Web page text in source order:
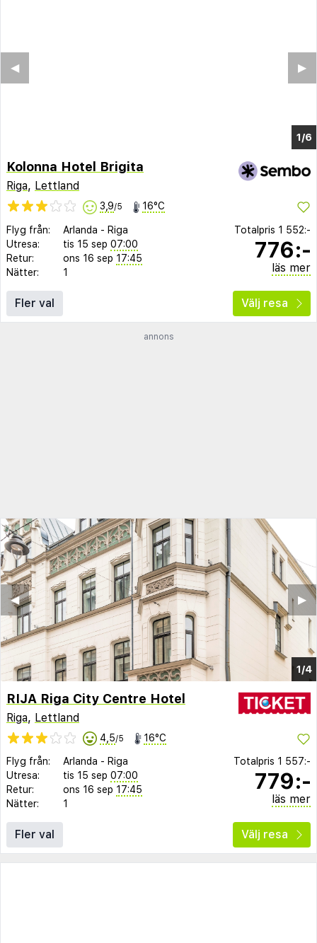
Kolonna Hotel Brigita
Riga, Lettland
3,9/5 16°C
Flyg från: Arlanda - Riga
Utresa:
tis 15 sep 07:00
Retur:
ons 16 sep 17:45
Nätter:
1
Totalpris 1 552:-
776:-
läs mer
Fler val Välj resa
annons
1/4
▶︎
◀︎
RIJA Riga City Centre Hotel
Riga, Lettland
4,5/5 16°C
Flyg från: Arlanda - Riga
Utresa:
tis 15 sep 07:00
Retur:
ons 16 sep 17:45
Nätter:
1
Totalpris 1 557:-
779:-
läs mer
Fler val Välj resa